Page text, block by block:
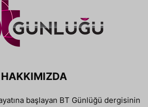
HAKKIMIZDA
başlayan BT Günlüğü dergisinin